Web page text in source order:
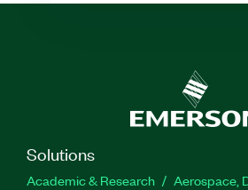
Solutions
Academic & Research
Aerospace,